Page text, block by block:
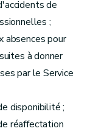
de
;
absences pour
à donner
par le Service
disponibilité ;
réaffectation